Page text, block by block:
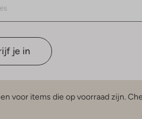
je in
voor items die op voorraad zijn.